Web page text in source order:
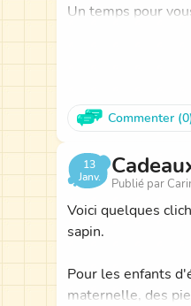
Un temps pour
Venez visiter nos
Chef Commenter
13
Janv.
Publié par
Voici quelques
sapin.
Pour les enfants
maternelle, des